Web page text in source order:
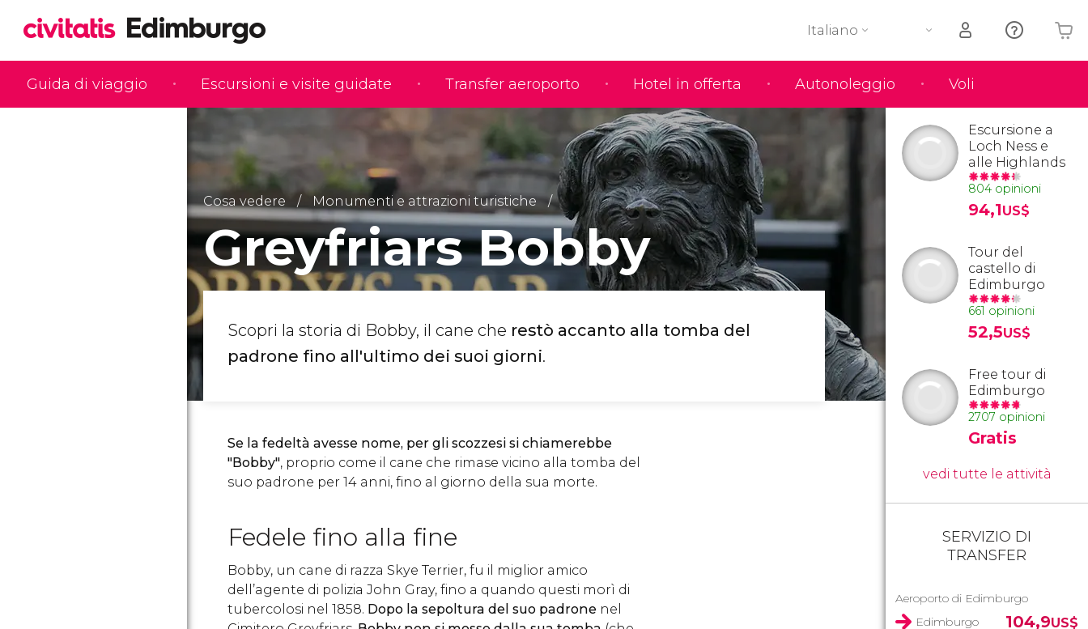
Guida di viaggio Escursioni e visite guidate Transfer aeroporto Hotel in offerta Autonoleggio Voli
Italiano
Il tuo carrello è vuoto
Cosa vedere Monumenti e attrazioni turistiche
Greyfriars Bobby
Scopri la storia di Bobby, il cane che restò accanto alla tomba del
padrone fino all'ultimo dei suoi giorni.
Se la fedeltà avesse nome, per gli scozzesi si chiamerebbe
"Bobby", proprio come il cane che rimase vicino alla tomba del
suo padrone per 14 anni, fino al giorno della sua morte.
Fedele fino alla fine
Bobby, un cane di razza Skye Terrier, fu il miglior amico
dell’agente di polizia John Gray, fino a quando questi morì di
tubercolosi nel 1858. Dopo la sepoltura del suo padrone nel
Escursione a
Loch Ness e
alle Highlands
804 opinioni
94,1US$
Tour del
castello di
Edimburgo
661 opinioni
52,5US$
Free tour di
Edimburgo
2707 opinioni
Gratis
vedi tutte le attività
SERVIZIO DI
TRANSFER
Aeroporto di Edimburgo
Edimburgo
104,9US$